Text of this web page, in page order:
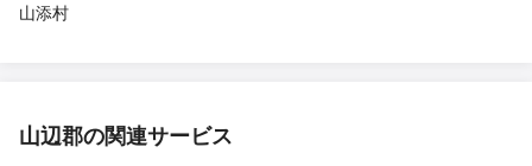
山添村
山辺郡の関連サービス